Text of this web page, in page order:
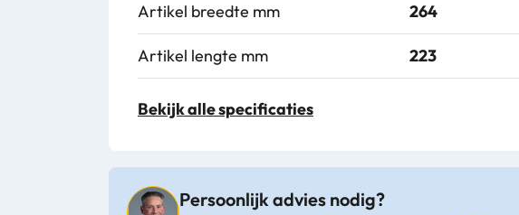
Artikel breedte mm 264
Artikel lengte mm 223
Kleur
Bekijk alle specificaties
Persoonlijk advies nodig?